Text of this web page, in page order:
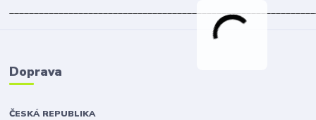
Doprava
ČESKÁ REPUBLIKA